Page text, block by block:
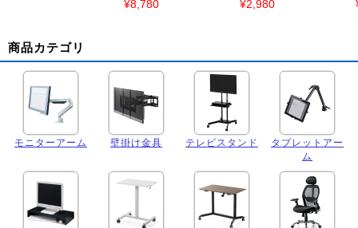
¥8,780 ¥2,980
商品カテゴリ
モニターアーム 壁掛け金具 テレビスタンド
タブレットアー
ム